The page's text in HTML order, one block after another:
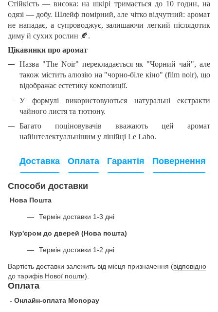
Стійкість — висока: на шкірі тримається до 10 годин, на
одязі — добу. Шлейф помірний, але чітко відчутний: аромат
не нападає, а супроводжує, залишаючи легкий післядотик
диму й сухих рослин 🍂.
Цікавинки про аромат
Назва "The Noir" перекладається як "Чорний чай", але
також містить алюзію на "чорно-біле кіно" (film noir), що
відображає естетику композиції.
У формулі використовуються натуральні екстракти
чайного листя та тютюну.
Багато поціновувачів вважають цей аромат
найінтелектуальнішим у лінійці Le Labo.
Доставка Оплата Гарантія Повернення
Способи доставки
Нова Пошта
Термін доставки 1-3 дні
Кур'єром до дверей (Нова пошта)
Термін доставки 1-2 дні
Вартість доставки залежить від місця призначення (відповідно
до тарифів Нової пошти).
Оплата
- Онлайн-оплата Monopay